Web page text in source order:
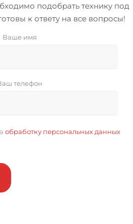
подобрать технику под
к ответу на все вопросы!
Ваше имя
телефон
обработку персональных данных